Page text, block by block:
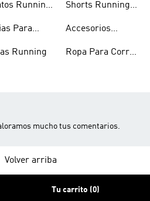
Running
Para
Running
Shorts Running
Accesorios
Ropa Para Correr
mucho tus comentarios.
Volver arriba
Tu carrito (0)